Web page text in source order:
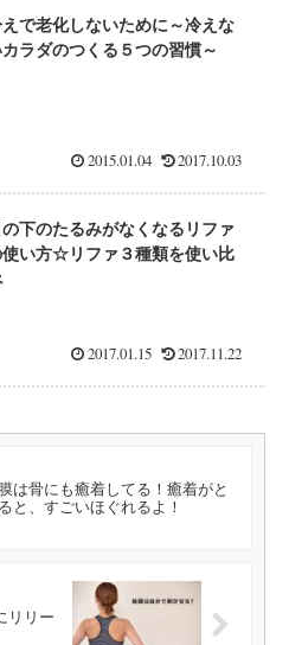
で老化しないために～冷えな
カラダのつくる５つの習慣～
2015.01.04 2017.10.03
の下のたるみがなくなるリファ
い方☆リファ３種類を使い比
2017.01.15 2017.11.22
は骨にも癒着してる！癒着がと
と、すごいほぐれるよ！
リリー